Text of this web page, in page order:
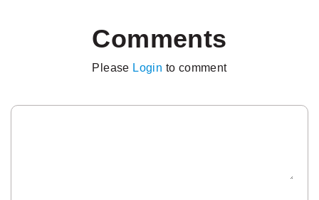
Comments
Please Login to comment